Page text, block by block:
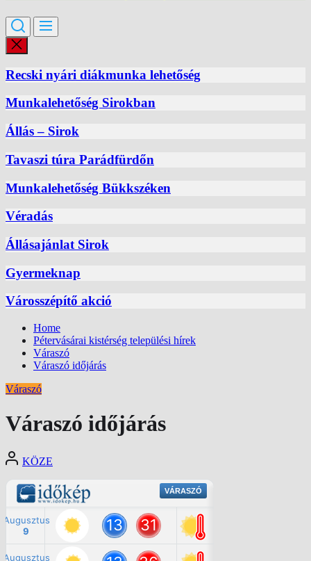
Recski nyári diákmunka lehetőség
Munkalehetőség Sirokban
Állás – Sirok
Tavaszi túra Parádfürdőn
Munkalehetőség Bükkszéken
Véradás
Állásajánlat Sirok
Gyermeknap
Városszépítő akció
Home
Pétervásárai kistérség települési hírek
Váraszó
Váraszó időjárás
Váraszó
Váraszó időjárás
KÖZE